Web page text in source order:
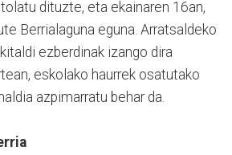
dituzte, eta ekainaren 16an,
Berrialaguna eguna. Arratsaldeko
ezberdinak izango dira
eskolako haurrek osatutako
azpimarratu behar da.